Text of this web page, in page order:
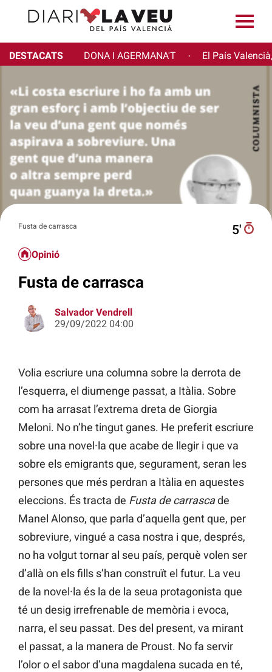
DESTACATS DONA I AGERMANA'T · El País
Fusta de carrasca 5′
Opinió
Fusta de carrasca
Salvador Vendrell
29/09/2022 04:00
Volia escriure una columna sobre la derrota de
l’esquerra, el diumenge passat, a Itàlia. Sobre
com ha arrasat l’extrema dreta de Giorgia
Meloni. No n’he tingut ganes. He preferit escriure
sobre una novel·la que acabe de llegir i que va
sobre els emigrants que, segurament, seran les
persones que més perdran a Itàlia en aquestes
eleccions. És tracta de Fusta de carrascade
Manel Alonso, que parla d’aquella gent que, per
sobreviure, vingué a casa nostra i que, després,
no ha volgut tornar al seu país, perquè volen ser
d’allà on els fills s’han construït el futur. La veu
de la novel·la és la de la seua protagonista que
té un desig irrefrenable de memòria i evoca,
narra, el seu passat. Des del present, va mirant
el passat, a la manera de Proust. No fa servir
l’olor o el sabor d’una magdalena sucada en té,